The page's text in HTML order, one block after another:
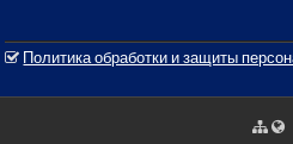
Политика обработки и защиты